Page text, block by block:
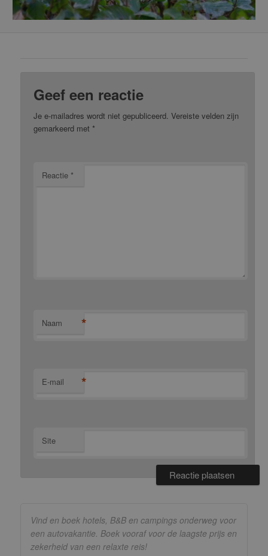
Geef een reactie
Je e-mailadres wordt niet gepubliceerd. Vereiste velden zijn
gemarkeerd met*
Reactie*
Naam *
E-mail *
Site
Vind en boek hotels, B&B en campings onderweg voor
een autovakantie. Boek vooraf voor de laagste prijs en
zekerheid van een relaxte reis!